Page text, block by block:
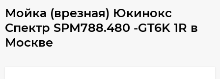
Мойка (врезная) Юкинокс
Спектр SPM788.480 -GT6K 1R в
Москве